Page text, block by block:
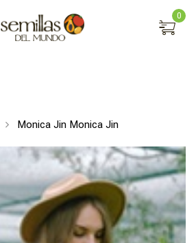
0
Monica Jin Monica Jin